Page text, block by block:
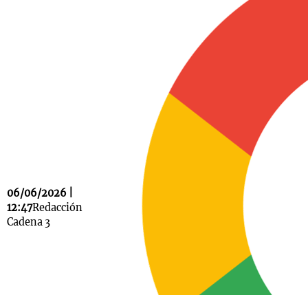
06/06/2026 |
12:47Redacción
Cadena 3
Mundial 2026
La Sole en
Cadena 3